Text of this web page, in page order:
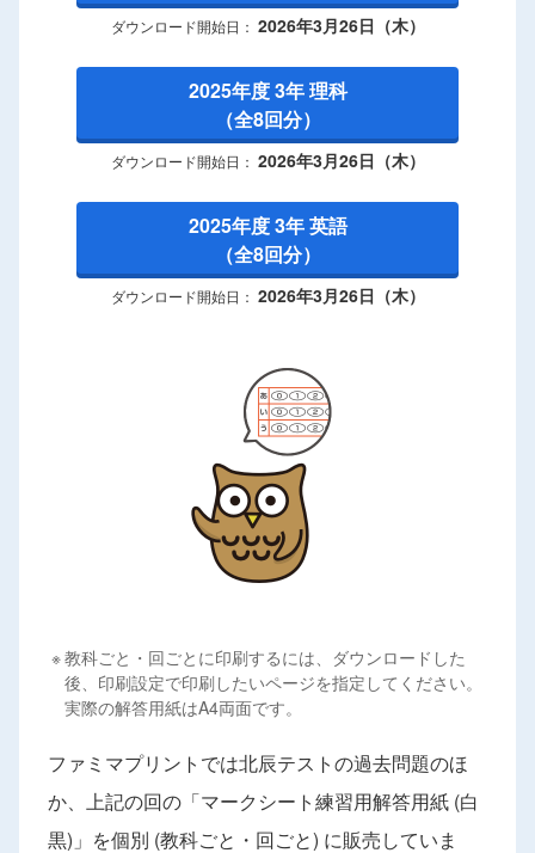
ダウンロード開始日： 2026年3月26日（木）
2025年度 3年 理科
（全8回分）
ダウンロード開始日： 2026年3月26日（木）
2025年度 3年 英語
（全8回分）
ダウンロード開始日： 2026年3月26日（木）
※教科ごと・回ごとに印刷するには、ダウンロードした
後、印刷設定で印刷したいページを指定してください。
実際の解答用紙はA4両面です。
ファミマプリントでは北辰テストの過去問題のほ
か、上記の回の「マークシート練習用解答用紙 (白
黒)」を個別 (教科ごと・回ごと) に販売していま